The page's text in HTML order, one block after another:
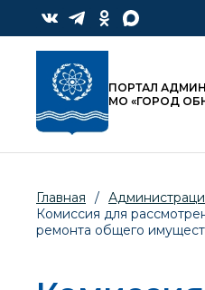
ПОРТАЛ
МО «ГОРОД
Главная /
Комиссия для
ремонта общего